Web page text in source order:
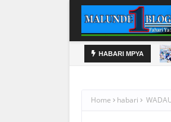
HABARI MPYA
Home habari